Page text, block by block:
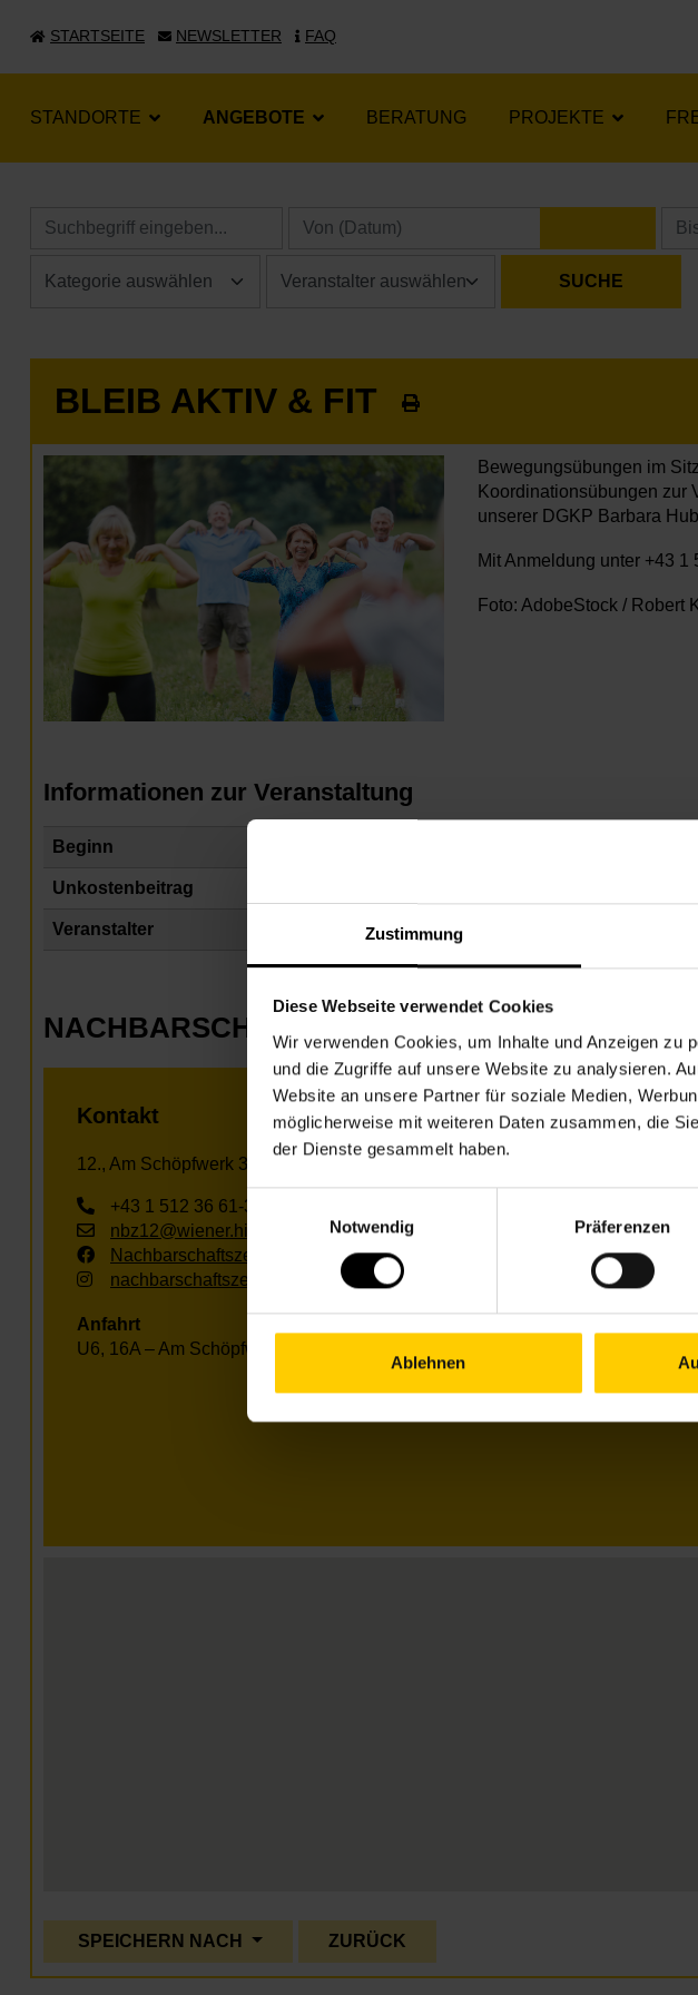
Zustimmung
Diese Webseite verwendet Cookies
Wir verwenden Cookies, um Inhalte und Anzeigen zu
und die Zugriffe auf unsere Website zu analysieren.
Website an unsere Partner für soziale Medien,
möglicherweise mit weiteren Daten zusammen, die
der Dienste gesammelt haben.
Einwilligungsauswahl
Notwendig
Präferenzen
Ablehnen
STARTSEITE NEWSLETTER FAQ
STANDORTE ANGEBOTE BERATUNG PROJEKTE
BLEIB AKTIV & FIT
Bewegungsübungen im
Koordinationsübungen zur
unserer DGKP Barbara
Mit Anmeldung unter +43 1
Foto: AdobeStock / Robert
Informationen zur Veranstaltung
Beginn
Unkostenbeitrag
Veranstalter
NACHBARSCHAFTSZENTRUM 12
Kontakt
12., Am Schöpfwerk 31/3/R1, Im Hof hinter der Apotheke
+43 1 512 36 61-3450
nbz12@wiener.hilfswerk.at
Nachbarschaftszentren
nachbarschaftszentren.wien
Anfahrt
U6, 16A – Am Schöpfwerk
SPEICHERN NACH ZURÜCK